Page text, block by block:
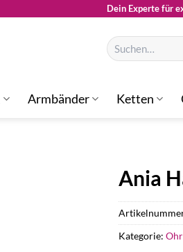
Dein Experte für
Suchen
nach:
Armbänder Ketten
Ania
Kategorie: